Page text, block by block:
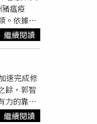
一線疫
作。卓榮
民眾及學
大陸委員
亦應強
圍堵政
此刻中央
年，政府
有信心再
瘟疫
。依據世
熱70℃立
格，食藥
售豬
，得依同
廠之全部
食品供
品來源單
繼續閱讀
速完成修
餘，郭智
力的靠
具協助抽
繼續閱讀